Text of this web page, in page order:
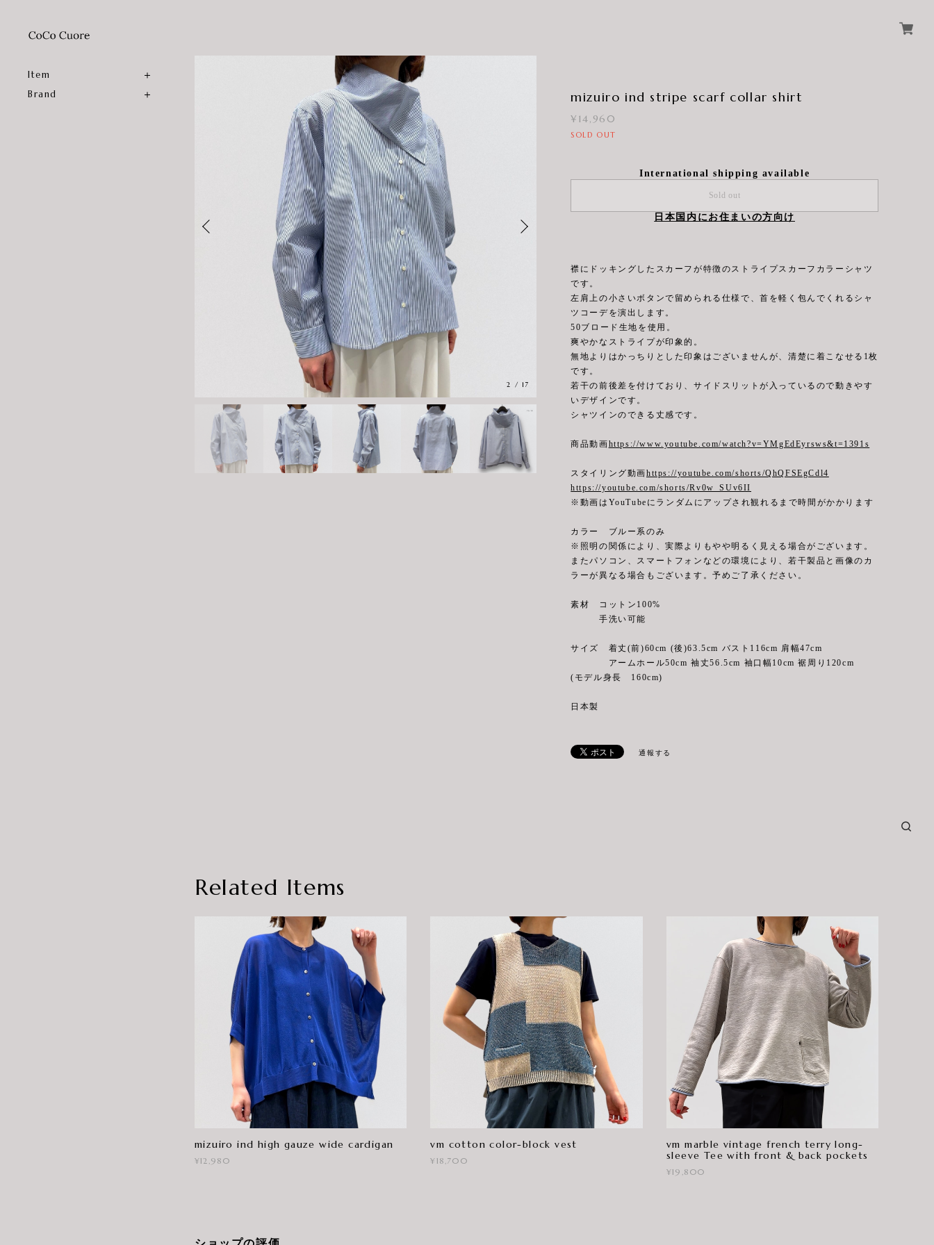
Item
Brand
3 / 17
mizuiro ind stripe scarf collar shirt
¥14,960
SOLD OUT
International shipping available
Sold out
日本国内にお住まいの方向け
襟にドッキングしたスカーフが特徴のストライプスカーフカラーシャツ
です。
左肩上の小さいボタンで留められる仕様で、首を軽く包んでくれるシャ
ツコーデを演出します。
50ブロード生地を使用。
爽やかなストライプが印象的。
無地よりはかっちりとした印象はございませんが、清楚に着こなせる1枚
です。
若干の前後差を付けており、サイドスリットが入っているので動きやす
いデザインです。
シャツインのできる丈感です。
商品動画https://www.youtube.com/watch?v=YMgEdEyrsws&t=1391s
スタイリング動画https://youtube.com/shorts/QhQFSEgCdl4
https://youtube.com/shorts/Rv0w_SUv6II
※動画はYouTubeにランダムにアップされ観れるまで時間がかかります
カラー ブルー系のみ
※照明の関係により、実際よりもやや明るく見える場合がございます。
またパソコン、スマートフォンなどの環境により、若干製品と画像のカ
ラーが異なる場合もございます。予めご了承ください。
素材 コットン100%
手洗い可能
サイズ 着丈(前)60cm (後)63.5cm バスト116cm 肩幅47cm
アームホール50cm 袖丈56.5cm 袖口幅10cm 裾周り120cm
(モデル身長 160cm)
日本製
通報する
Related Items
mizuiro ind high gauze wide cardigan
¥12,980
vm cotton color-block vest
¥18,700
vm marble vintage french terry long-
sleeve Tee with front & back pockets
¥19,800